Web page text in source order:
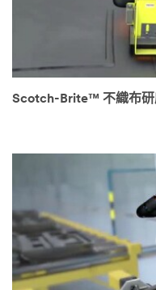
Scotch-Brite™ 不織布研